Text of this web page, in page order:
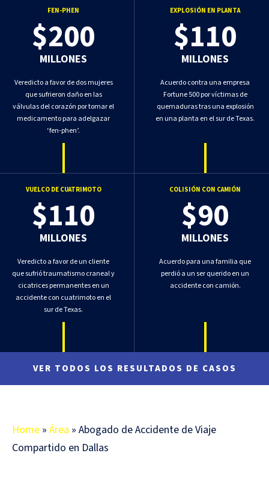
FEN-PHEN
$200
MILLONES
Veredicto a favor de dos mujeres
que sufrieron daño en las
válvulas del corazón por tomar el
medicamento para adelgazar
‘fen-phen’.
EXPLOSIÓN EN PLANTA
$110
MILLONES
Acuerdo contra una empresa
Fortune 500 por víctimas de
quemaduras tras una explosión
en una planta en el sur de Texas.
VUELCO DE CUATRIMOTO
$110
MILLONES
Veredicto a favor de un cliente
que sufrió traumatismo craneal y
cicatrices permanentes en un
accidente con cuatrimoto en el
sur de Texas.
COLISIÓN CON CAMIÓN
$90
MILLONES
Acuerdo para una familia que
perdió a un ser querido en un
accidente con camión.
VER TODOS LOS RESULTADOS DE CASOS
Home » Área » Abogado de Accidente de Viaje
Compartido en Dallas